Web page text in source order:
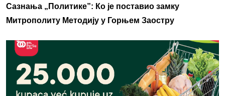
Сазнања „Политике”: Ко је поставио замку
Митрополиту Методију у Горњем Заостру